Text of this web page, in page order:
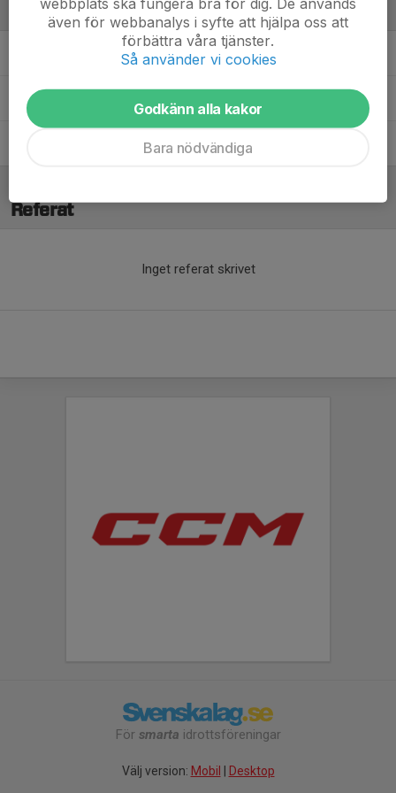
Ledare
Andreas JakobssonMaterialförvaltare
Lagledare, kioskansvarig
Referat
Inget referat skrivet
För smarta idrottsföreningar
Välj version: Mobil Desktop
även för webbanalys i syfte att hjälpa oss att
förbättra våra tjänster.
Så använder vi cookies
Godkänn alla kakor
Bara nödvändiga